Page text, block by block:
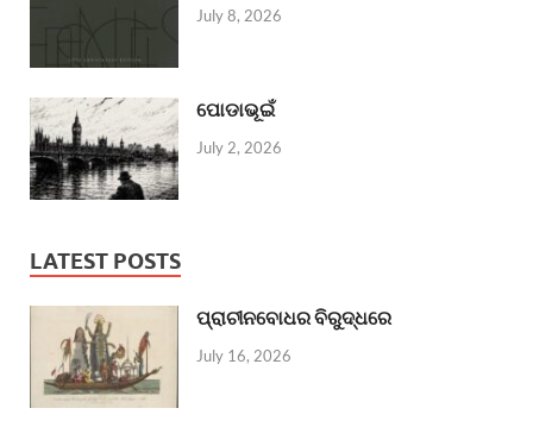
July 8, 2026
ପୋଡାଭୂଇଁ
July 2, 2026
LATEST POSTS
ପ୍ରାଚୀନବୋଧର ବିରୁଦ୍ଧରେ
July 16, 2026